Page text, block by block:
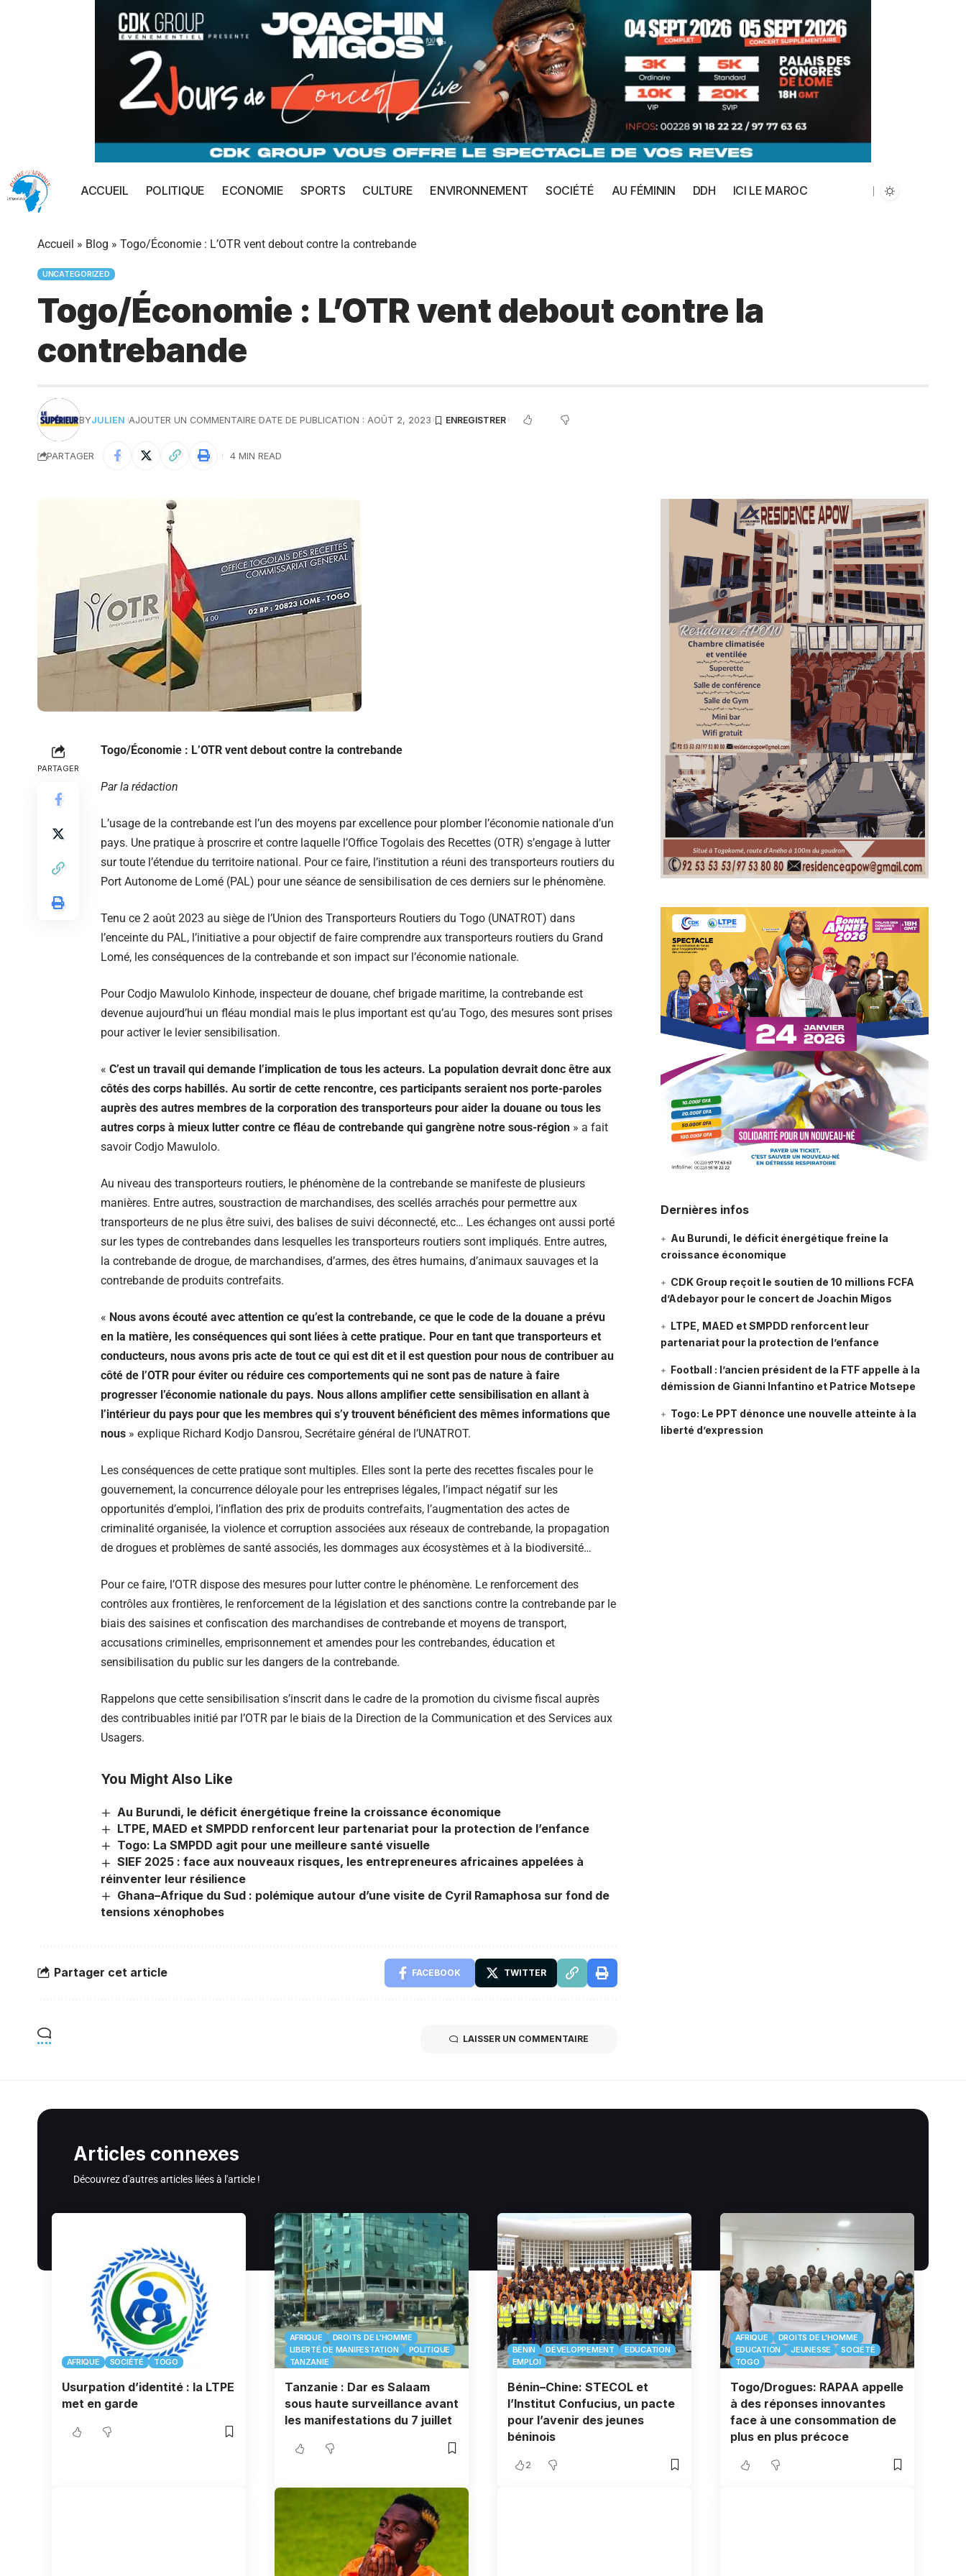
ACCUEIL POLITIQUE ECONOMIE SPORTS CULTURE ENVIRONNEMENT SOCIÉTÉ AU FÉMININ DDH ICI LE MAROC
Accueil » Blog » Togo/Économie : L’OTR vent debout contre la contrebande
UNCATEGORIZED
Togo/Économie : L’OTR vent debout contre la
contrebande
BYJULIEN AJOUTER UN COMMENTAIRE DATE DE PUBLICATION : AOÛT 2, 2023
PARTAGER 4 MIN READ
PARTAGER
Togo/Économie : L’OTR vent debout contre la contrebande
Par la rédaction
L’usage de la contrebande est l’un des moyens par excellence pour plomber l’économie nationale d’un
pays. Une pratique à proscrire et contre laquelle l’Office Togolais des Recettes (OTR) s’engage à lutter
sur toute l’étendue du territoire national. Pour ce faire, l’institution a réuni des transporteurs routiers du
Port Autonome de Lomé (PAL) pour une séance de sensibilisation de ces derniers sur le phénomène.
Tenu ce 2 août 2023 au siège de l’Union des Transporteurs Routiers du Togo (UNATROT) dans
l’enceinte du PAL, l’initiative a pour objectif de faire comprendre aux transporteurs routiers du Grand
Lomé, les conséquences de la contrebande et son impact sur l’économie nationale.
Pour Codjo Mawulolo Kinhode, inspecteur de douane, chef brigade maritime, la contrebande est
devenue aujourd’hui un fléau mondial mais le plus important est qu’au Togo, des mesures sont prises
pour activer le levier sensibilisation.
« C’est un travail qui demande l’implication de tous les acteurs. La population devrait donc être aux
côtés des corps habillés. Au sortir de cette rencontre, ces participants seraient nos porte-paroles
auprès des autres membres de la corporation des transporteurs pour aider la douane ou tous les
autres corps à mieux lutter contre ce fléau de contrebande qui gangrène notre sous-région » a fait
savoir Codjo Mawulolo.
Au niveau des transporteurs routiers, le phénomène de la contrebande se manifeste de plusieurs
manières. Entre autres, soustraction de marchandises, des scellés arrachés pour permettre aux
transporteurs de ne plus être suivi, des balises de suivi déconnecté, etc… Les échanges ont aussi porté
sur les types de contrebandes dans lesquelles les transporteurs routiers sont impliqués. Entre autres,
la contrebande de drogue, de marchandises, d’armes, des êtres humains, d’animaux sauvages et la
contrebande de produits contrefaits.
« Nous avons écouté avec attention ce qu’est la contrebande, ce que le code de la douane a prévu
en la matière, les conséquences qui sont liées à cette pratique. Pour en tant que transporteurs et
conducteurs, nous avons pris acte de tout ce qui est dit et il est question pour nous de contribuer au
côté de l’OTR pour éviter ou réduire ces comportements qui ne sont pas de nature à faire
progresser l’économie nationale du pays. Nous allons amplifier cette sensibilisation en allant à
l’intérieur du pays pour que les membres qui s’y trouvent bénéficient des mêmes informations que
nous » explique Richard Kodjo Dansrou, Secrétaire général de l’UNATROT.
Les conséquences de cette pratique sont multiples. Elles sont la perte des recettes fiscales pour le
gouvernement, la concurrence déloyale pour les entreprises légales, l’impact négatif sur les
opportunités d’emploi, l’inflation des prix de produits contrefaits, l’augmentation des actes de
criminalité organisée, la violence et corruption associées aux réseaux de contrebande, la propagation
de drogues et problèmes de santé associés, les dommages aux écosystèmes et à la biodiversité…
Pour ce faire, l’OTR dispose des mesures pour lutter contre le phénomène. Le renforcement des
contrôles aux frontières, le renforcement de la législation et des sanctions contre la contrebande par le
biais des saisines et confiscation des marchandises de contrebande et moyens de transport,
accusations criminelles, emprisonnement et amendes pour les contrebandes, éducation et
sensibilisation du public sur les dangers de la contrebande.
Rappelons que cette sensibilisation s’inscrit dans le cadre de la promotion du civisme fiscal auprès
des contribuables initié par l’OTR par le biais de la Direction de la Communication et des Services aux
Usagers.
You Might Also Like
Au Burundi, le déficit énergétique freine la croissance économique
LTPE, MAED et SMPDD renforcent leur partenariat pour la protection de l’enfance
Togo: La SMPDD agit pour une meilleure santé visuelle
SIEF 2025 : face aux nouveaux risques, les entrepreneures africaines appelées à
réinventer leur résilience
Ghana–Afrique du Sud : polémique autour d’une visite de Cyril Ramaphosa sur fond de
tensions xénophobes
Partager cet article FACEBOOK TWITTER
LAISSER UN COMMENTAIRE
Dernières infos
Au Burundi, le déficit énergétique freine la
croissance économique
CDK Group reçoit le soutien de 10 millions FCFA
d’Adebayor pour le concert de Joachin Migos
LTPE, MAED et SMPDD renforcent leur
partenariat pour la protection de l’enfance
Football : l’ancien président de la FTF appelle à la
démission de Gianni Infantino et Patrice Motsepe
Togo: Le PPT dénonce une nouvelle atteinte à la
liberté d’expression
Articles connexes
Découvrez d'autres articles liées à l'article !
AFRIQUE SOCIÉTÉ TOGO
Usurpation d’identité : la LTPE
met en garde
AFRIQUE
DROITS DE L'HOMME
LIBERTÉ DE MANIFESTATION
POLITIQUE
TANZANIE
Tanzanie : Dar es Salaam
sous haute surveillance avant
les manifestations du 7 juillet
BÉNIN DÉVELOPPEMENT
EDUCATION
EMPLOI
Bénin–Chine: STECOL et
l’Institut Confucius, un pacte
pour l’avenir des jeunes
béninois
2
AFRIQUE
DROITS DE L'HOMME
EDUCATION
JEUNESSE
SOCIÉTÉ
TOGO
Togo/Drogues: RAPAA appelle
à des réponses innovantes
face à une consommation de
plus en plus précoce